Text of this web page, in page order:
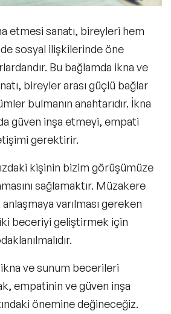
etmesi sanatı, bireyleri hem
sosyal ilişkilerinde öne
Bu bağlamda ikna ve
, bireyler arası güçlü bağlar
bulmanın anahtarıdır. İkna
güven inşa etmeyi, empati
gerektirir.
kişinin bizim görüşümüze
sağlamaktır. Müzakere
anlaşmaya varılması gereken
beceriyi geliştirmek için
ikna ve sunum becerileri
empatinin ve güven inşa
önemine değineceğiz.